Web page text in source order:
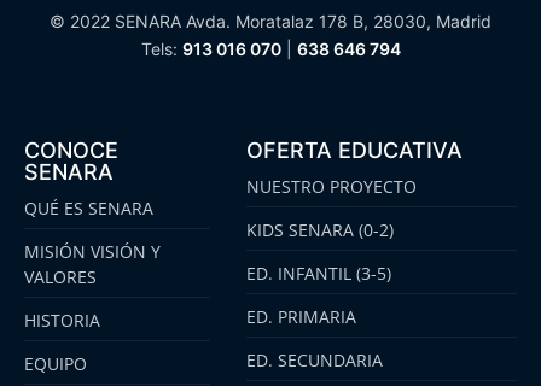
© 2022 SENARA Avda. Moratalaz 178 B, 28030, Madrid
Tels: 913 016 070| 638 646 794
CONOCE
SENARA
QUÉ ES SENARA
MISIÓN VISIÓN Y
VALORES
HISTORIA
EQUIPO
OFERTA EDUCATIVA
NUESTRO PROYECTO
KIDS SENARA (0-2)
ED. INFANTIL (3-5)
ED. PRIMARIA
ED. SECUNDARIA